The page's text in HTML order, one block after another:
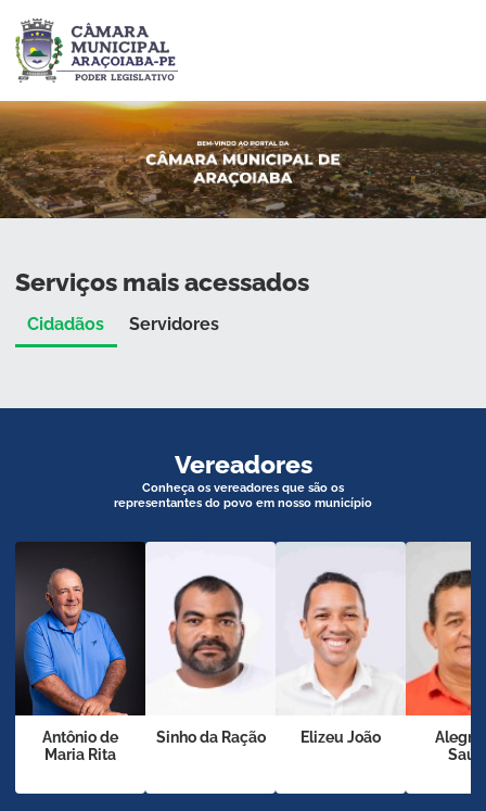
Serviços mais acessados
Cidadãos Servidores
Vereadores
Conheça os vereadores que são os
representantes do povo em nosso município
Antônio de
Maria Rita
Sinho da Ração Elizeu João